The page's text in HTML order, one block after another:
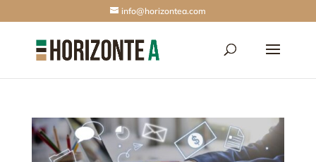
info@horizontea.com